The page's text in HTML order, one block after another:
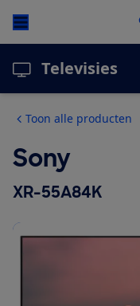
Televisies
Toon alle producten
Sony
XR-55A84K